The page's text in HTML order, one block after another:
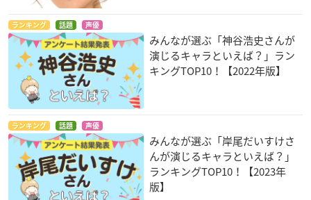
ランキング 話題 声優
みんなが選ぶ「神谷浩史さんが
演じるキャラといえば？」ラン
キングTOP10！【2022年版】
ランキング 話題 声優
みんなが選ぶ「岸尾だいすけさ
んが演じるキャラといえば？」
ランキングTOP10！【2023年
版】